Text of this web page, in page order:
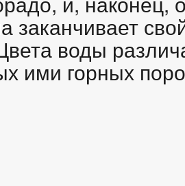
заканчивает
воды
ими горных